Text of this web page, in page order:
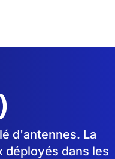
d'antennes. La
déployés dans les